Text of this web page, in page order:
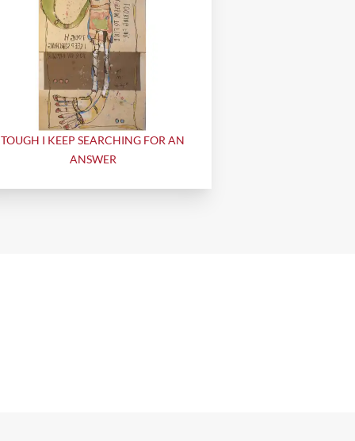
TOUGH I KEEP SEARCHING FOR AN
ANSWER